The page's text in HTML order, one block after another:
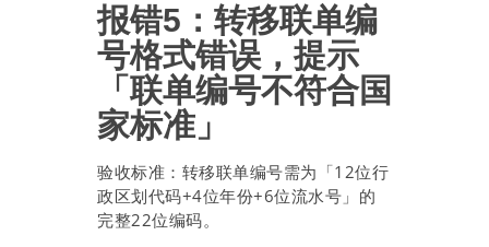
报错5：转移联单编
号格式错误，提示
「联单编号不符合国
家标准」
验收标准：转移联单编号需为「12位行
政区划代码+4位年份+6位流水号」的
完整22位编码。